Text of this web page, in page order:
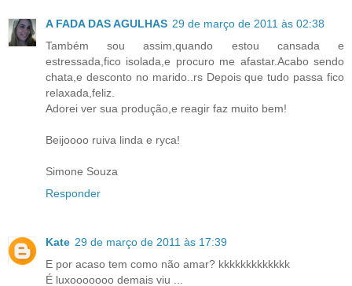
A FADA DAS AGULHAS 29 de março de 2011 às 02:38
Também sou assim,quando estou cansada e
estressada,fico isolada,e procuro me afastar.Acabo sendo
chata,e desconto no marido..rs Depois que tudo passa fico
relaxada,feliz.
Adorei ver sua produção,e reagir faz muito bem!
Beijoooo ruiva linda e ryca!
Simone Souza
Responder
Kate 29 de março de 2011 às 17:39
E por acaso tem como não amar? kkkkkkkkkkkkk
É luxooooooo demais viu ...